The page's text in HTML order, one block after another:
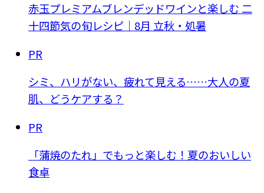
赤玉プレミアムブレンデッドワインと楽しむ 二
十四節気の旬レシピ｜8月 立秋・処暑
PR
シミ、ハリがない、疲れて見える……大人の夏
肌、どうケアする？
PR
「蒲焼のたれ」でもっと楽しむ！夏のおいしい
食卓